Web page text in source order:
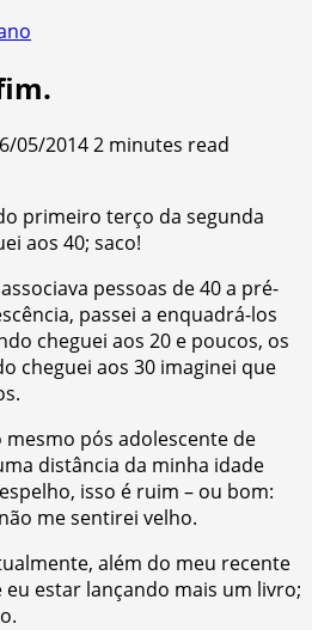
05/20142 minutes read
primeiro terço da segunda
aos 40; saco!
pessoas de 40 a pré-
passei a enquadrá-los
cheguei aos 20 e poucos, os
cheguei aos 30 imaginei que
mesmo pós adolescente de
distância da minha idade
isso é ruim – ou bom:
me sentirei velho.
além do meu recente
eu estar lançando mais um livro;